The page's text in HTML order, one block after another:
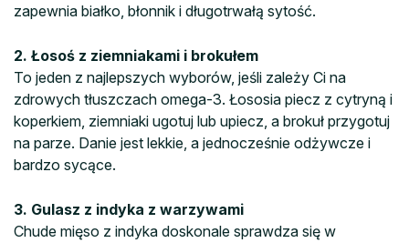
zapewnia białko, błonnik i długotrwałą sytość.
2. Łosoś z ziemniakami i brokułem
To jeden z najlepszych wyborów, jeśli zależy Ci na
zdrowych tłuszczach omega-3. Łososia piecz z cytryną i
koperkiem, ziemniaki ugotuj lub upiecz, a brokuł przygotuj
na parze. Danie jest lekkie, a jednocześnie odżywcze i
bardzo sycące.
3. Gulasz z indyka z warzywami
Chude mięso z indyka doskonale sprawdza się w